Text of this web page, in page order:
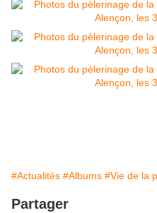
#Actualités #Albums #Vie de la
Partager